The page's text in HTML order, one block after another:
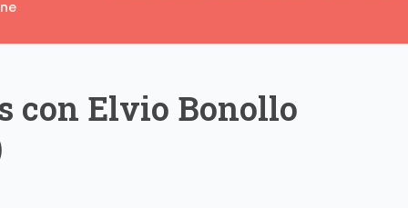
con Elvio Bonollo